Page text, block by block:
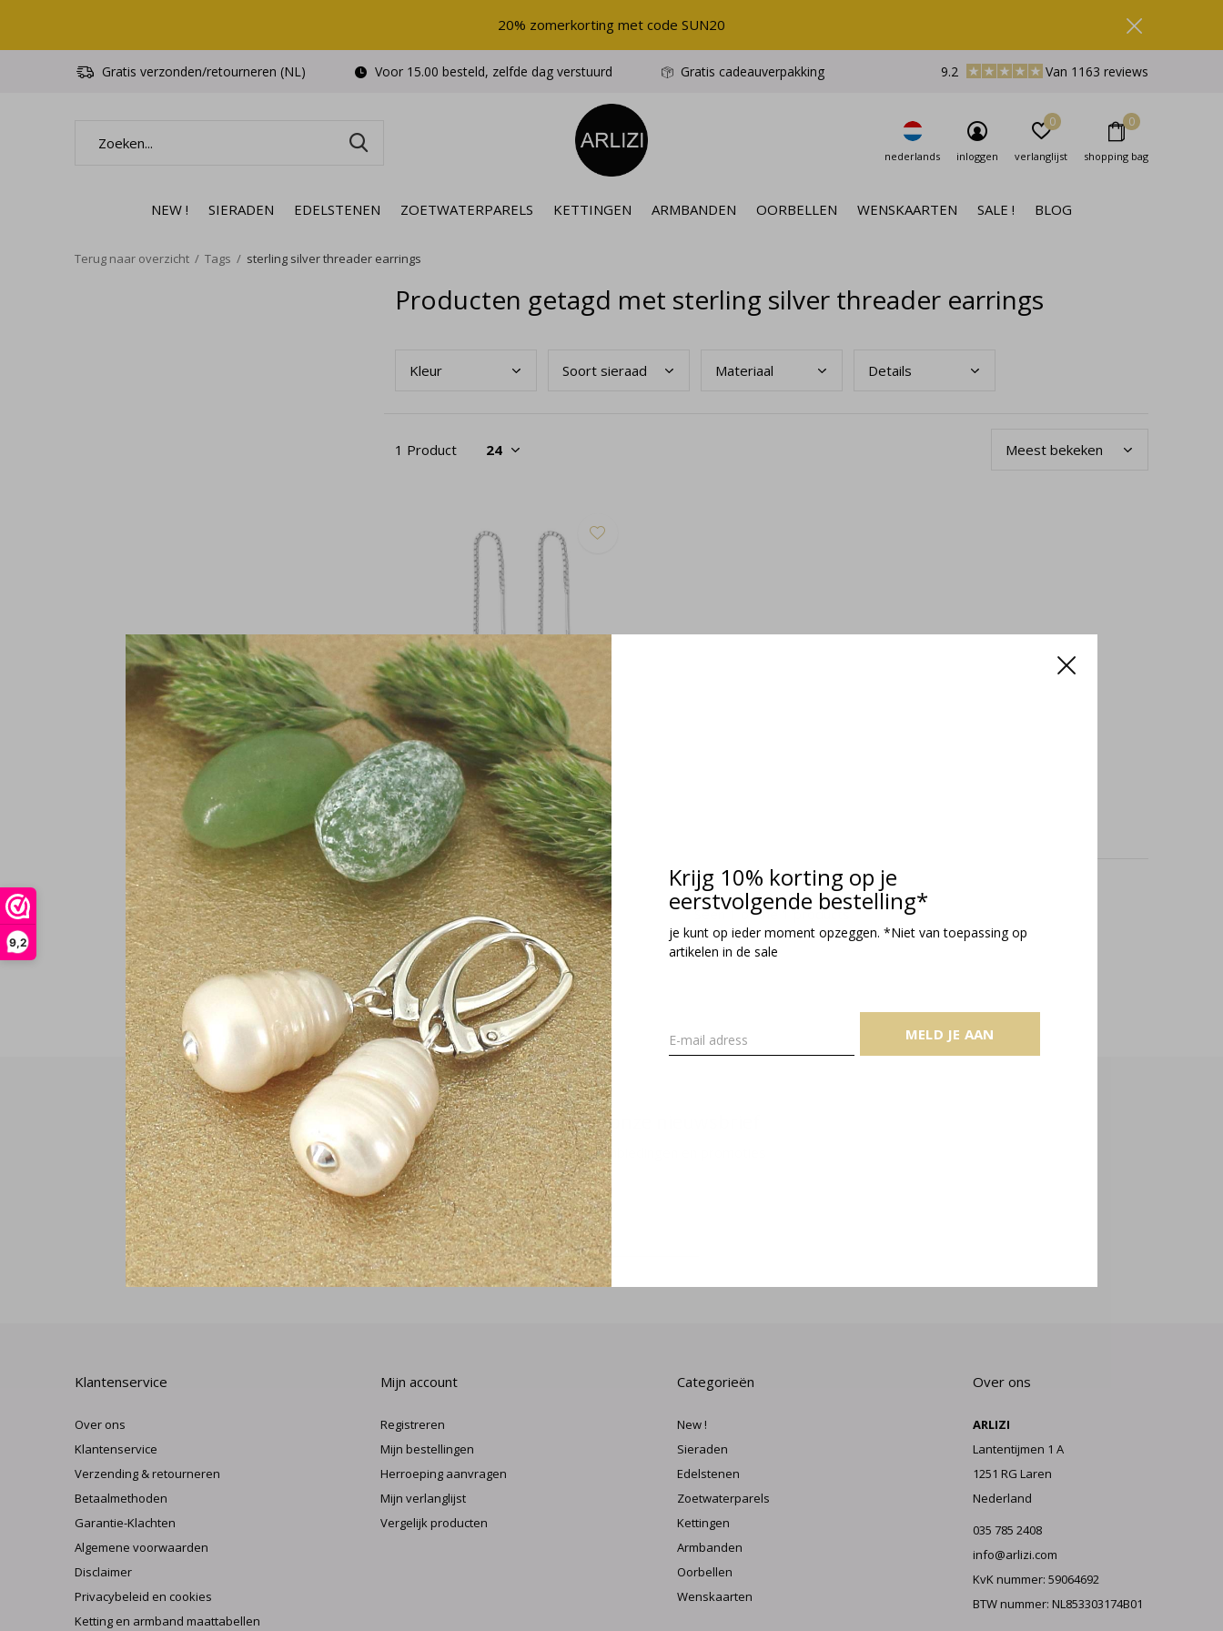
9,2
Krijg 10% korting op je
eerstvolgende bestelling*
je kunt op ieder moment opzeggen. *Niet van toepassing op
artikelen in de sale
MELD JE AAN
NEW ! SIERADEN EDELSTENEN ZOETWATERPARELS KETTINGEN ARMBANDEN OORBELLEN WENSKAARTEN SALE ! BLOG
nederlands inloggen verlanglijst
0
shopping bag
0
Gratis verzonden/retourneren (NL) Voor 15.00 besteld, zelfde dag verstuurd Gratis cadeauverpakking 9.2 Van 1163 reviews
20% zomerkorting met code SUN20
Terug naar overzicht Tags sterling silver threader earrings
Producten getagd met sterling silver threader earrings
Kleur Soort sieraad Materiaal Details
1 Product
Doortrekoorbellen maansteen
sterling zilver - 2050
€38,95
Incl. btw
Seen 1 of the 1 products
Meld je aan voor onze nieuwsbrief
Ontvang de nieuwste aanbiedingen en promoties
Klantenservice
Over ons
Klantenservice
Verzending & retourneren
Betaalmethoden
Garantie-Klachten
Algemene voorwaarden
Disclaimer
Privacybeleid en cookies
Ketting en armband maattabellen
Mijn account
Registreren
Mijn bestellingen
Herroeping aanvragen
Mijn verlanglijst
Vergelijk producten
Categorieën
New !
Sieraden
Edelstenen
Zoetwaterparels
Kettingen
Armbanden
Oorbellen
Wenskaarten
Over ons
ARLIZI
Lantentijmen 1 A
1251 RG Laren
Nederland
035 785 2408
info@arlizi.com
KvK nummer: 59064692
BTW nummer: NL853303174B01